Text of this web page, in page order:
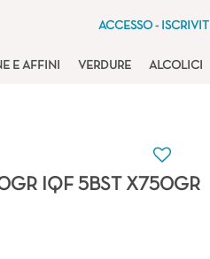
ACCESSO - ISCRIVITI
E AFFINI VERDURE ALCOLICI
IQF 5BST X750GR